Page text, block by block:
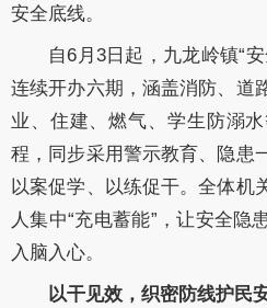
安全底线。
自6月3日起，九龙岭镇“
连续开办六期，涵盖消防、道
业、住建、燃气、学生防溺
程，同步采用警示教育、隐患
以案促学、以练促干。全体机
人集中“充电蓄能”，让安全隐
入脑入心。
以干见效，织密防线护民